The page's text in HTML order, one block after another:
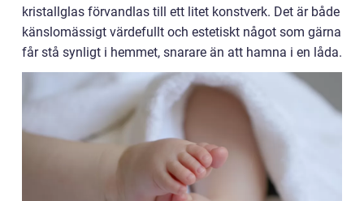
kristallglas förvandlas till ett litet konstverk. Det är både
känslomässigt värdefullt och estetiskt något som gärna
får stå synligt i hemmet, snarare än att hamna i en låda.